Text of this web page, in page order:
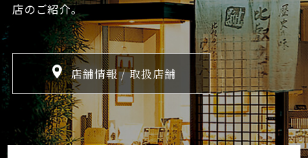
店のご紹介。
店舗情報 / 取扱店舗